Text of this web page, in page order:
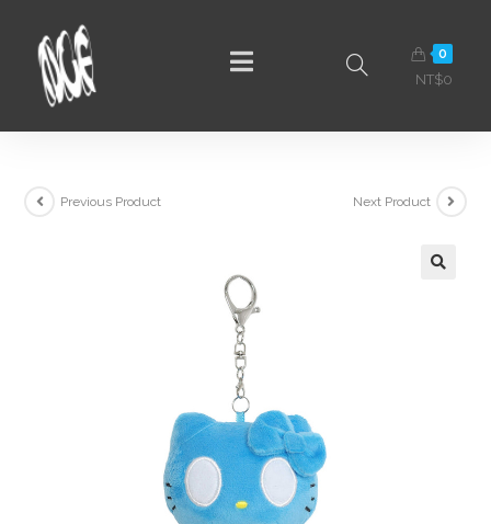
0
NT$0
Previous Product Next Product